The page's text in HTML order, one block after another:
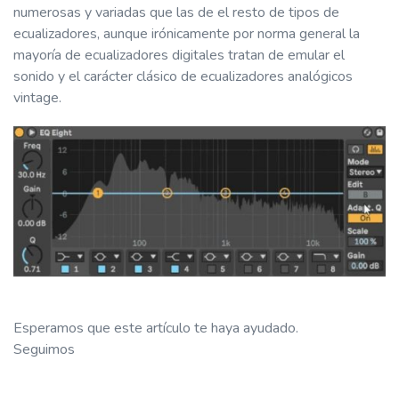
numerosas y variadas que las de el resto de tipos de
ecualizadores, aunque irónicamente por norma general la
mayoría de ecualizadores digitales tratan de emular el
sonido y el carácter clásico de ecualizadores analógicos
vintage.
Esperamos que este artículo te haya ayudado.
Seguimos